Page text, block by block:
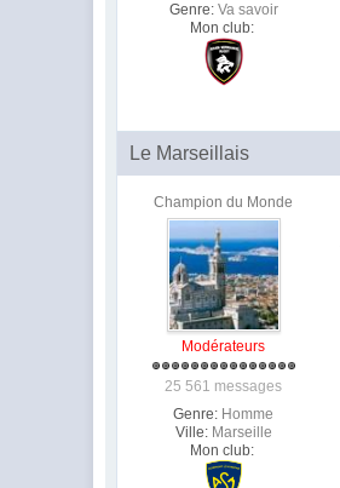
Genre: Va savoir
Mon club:
Le Marseillais
Champion du Monde
Modérateurs
25 561 messages
Genre: Homme
Ville: Marseille
Mon club: